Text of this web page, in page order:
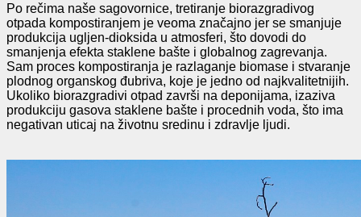
Po rečima naše sagovornice, tretiranje biorazgradivog
otpada kompostiranjem je veoma značajno jer se smanjuje
produkcija ugljen-dioksida u atmosferi, što dovodi do
smanjenja efekta staklene bašte i globalnog zagrevanja.
Sam proces kompostiranja je razlaganje biomase i stvaranje
plodnog organskog đubriva, koje je jedno od najkvalitetnijih.
Ukoliko biorazgradivi otpad završi na deponijama, izaziva
produkciju gasova staklene bašte i procednih voda, što ima
negativan uticaj na životnu sredinu i zdravlje ljudi.